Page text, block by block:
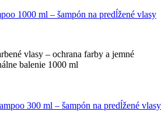
1000 ml – šampón na predĺžené vlasy
vlasy – ochrana farby a jemné
balenie 1000 ml